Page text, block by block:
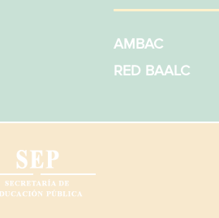
AMBAC
RED BAALC